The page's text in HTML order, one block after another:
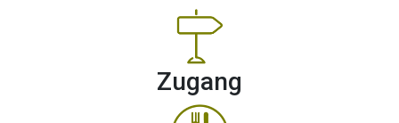
Zugang